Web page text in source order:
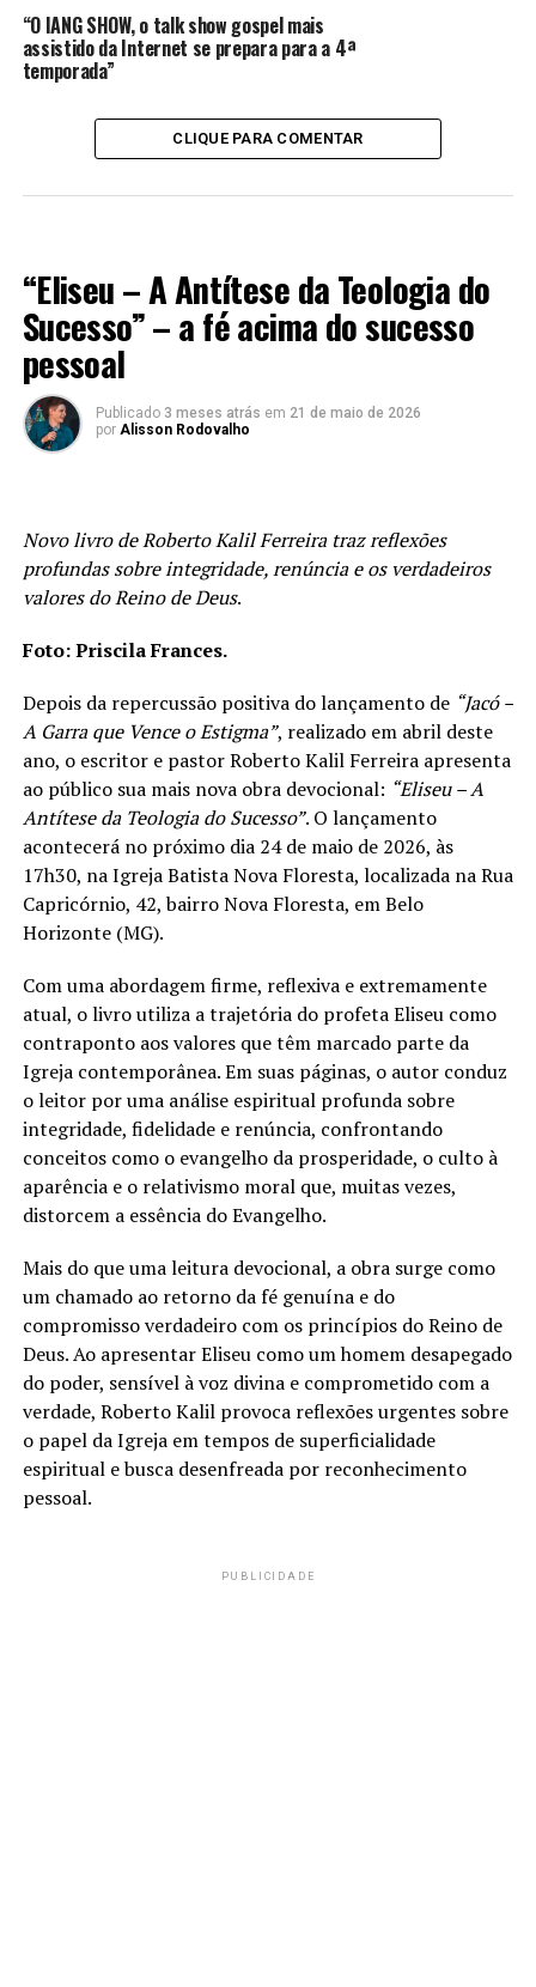
“O IANG SHOW, o talk show gospel mais
assistido da Internet se prepara para a 4ª
temporada”
CLIQUE PARA COMENTAR
“Eliseu – A Antítese da Teologia do
Sucesso” – a fé acima do sucesso
pessoal
Publicado 3 meses atrás em 21 de maio de 2026
por Alisson Rodovalho
Novo livro de Roberto Kalil Ferreira traz reflexões
profundas sobre integridade, renúncia e os verdadeiros
valores do Reino de Deus.
Foto: Priscila Frances.
Depois da repercussão positiva do lançamento de “Jacó –
A Garra que Vence o Estigma”, realizado em abril deste
ano, o escritor e pastor Roberto Kalil Ferreira apresenta
ao público sua mais nova obra devocional: “Eliseu – A
Antítese da Teologia do Sucesso”. O lançamento
acontecerá no próximo dia 24 de maio de 2026, às
17h30, na Igreja Batista Nova Floresta, localizada na Rua
Capricórnio, 42, bairro Nova Floresta, em Belo
Horizonte (MG).
Com uma abordagem firme, reflexiva e extremamente
atual, o livro utiliza a trajetória do profeta Eliseu como
contraponto aos valores que têm marcado parte da
Igreja contemporânea. Em suas páginas, o autor conduz
o leitor por uma análise espiritual profunda sobre
integridade, fidelidade e renúncia, confrontando
conceitos como o evangelho da prosperidade, o culto à
aparência e o relativismo moral que, muitas vezes,
distorcem a essência do Evangelho.
Mais do que uma leitura devocional, a obra surge como
um chamado ao retorno da fé genuína e do
compromisso verdadeiro com os princípios do Reino de
Deus. Ao apresentar Eliseu como um homem desapegado
do poder, sensível à voz divina e comprometido com a
verdade, Roberto Kalil provoca reflexões urgentes sobre
o papel da Igreja em tempos de superficialidade
espiritual e busca desenfreada por reconhecimento
pessoal.
PUBLICIDADE